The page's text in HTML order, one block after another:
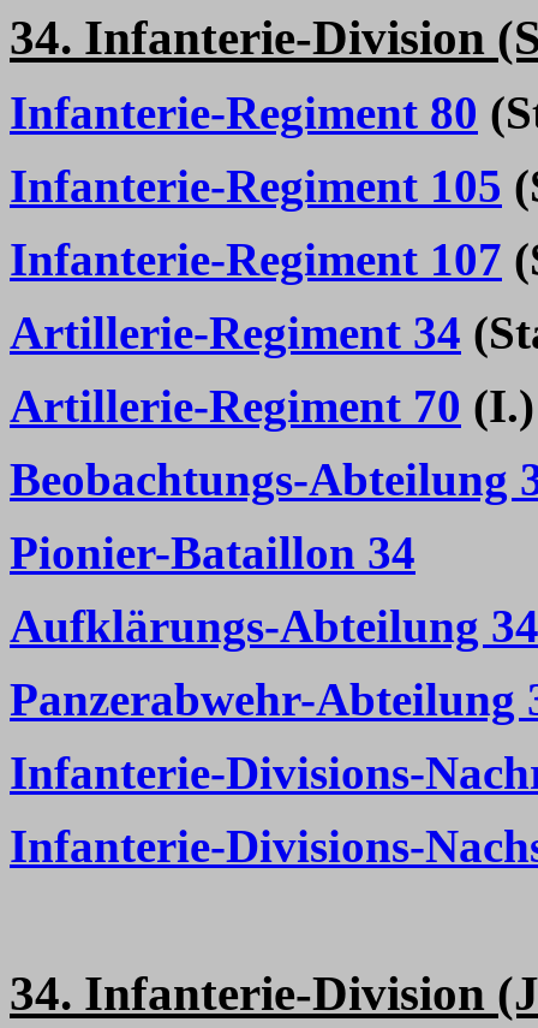
34. Infanterie-Division
Infanterie-Regiment 80
Infanterie-Regiment 105
Infanterie-Regiment 107
Artillerie-Regiment 34
Artillerie-Regiment 70 (I.)
Beobachtungs-Abteilung
Pionier-Bataillon 34
Aufklärungs-Abteilung 34
Panzerabwehr-Abteilung
Infanterie-Divisions-
Infanterie-Divisions-
34. Infanterie-Division